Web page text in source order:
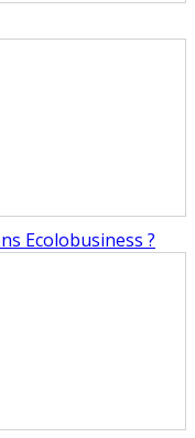
Ecolobusiness ?